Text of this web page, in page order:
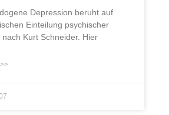
Depression beruht auf
Einteilung psychischer
Kurt Schneider. Hier